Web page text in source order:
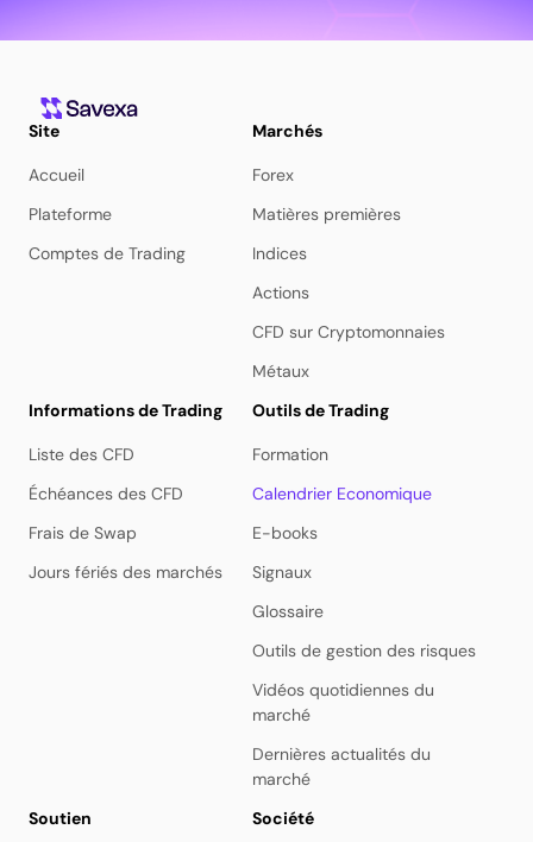
Site
Accueil
Plateforme
Comptes de Trading
Marchés
Forex
Matières premières
Indices
Actions
CFD sur Cryptomonnaies
Métaux
Informations de Trading
Liste des CFD
Échéances des CFD
Frais de Swap
Jours fériés des marchés
Outils de Trading
Formation
Calendrier Economique
E-books
Signaux
Glossaire
Outils de gestion des risques
Vidéos quotidiennes du
marché
Dernières actualités du
marché
Soutien
Société